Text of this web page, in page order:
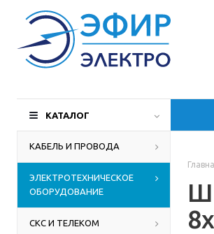
О компании
Доставка
Производители
Контакты
КАТАЛОГ
КАБЕЛЬ И ПРОВОДА
ЭЛЕКТРОТЕХНИЧЕСКОЕ
ОБОРУДОВАНИЕ
СКС И ТЕЛЕКОМ